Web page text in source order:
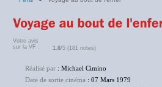
Votre avis
sur la VF :
1.8/5 (181 notes)
Réalisé par : Michael Cimino
Date de sortie cinéma : 07 Mars 1979